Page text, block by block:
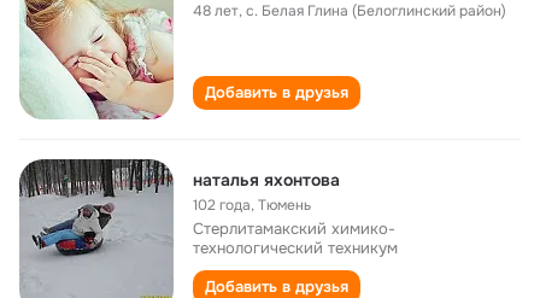
48 лет,с. Белая Глина (Белоглинский район)
Добавить в друзья
наталья яхонтова
102 года,Тюмень
Стерлитамакский химико-
технологический техникум
Добавить в друзья